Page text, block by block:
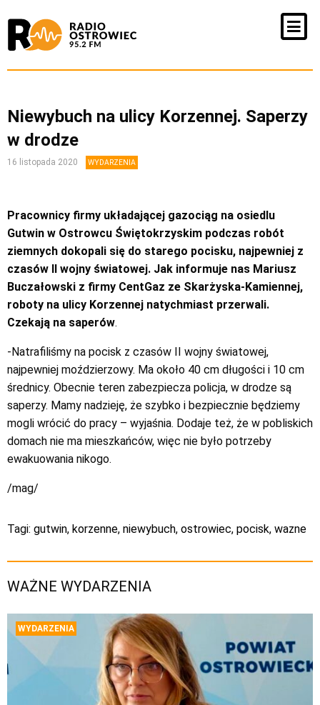
Niewybuch na ulicy Korzennej. Saperzy
w drodze
16 listopada 2020 WYDARZENIA
Pracownicy firmy układającej gazociąg na osiedlu
Gutwin w Ostrowcu Świętokrzyskim podczas robót
ziemnych dokopali się do starego pocisku, najpewniej z
czasów II wojny światowej. Jak informuje nas Mariusz
Buczałowski z firmy CentGaz ze Skarżyska-Kamiennej,
roboty na ulicy Korzennej natychmiast przerwali.
Czekają na saperów.
-Natrafiliśmy na pocisk z czasów II wojny światowej,
najpewniej moździerzowy. Ma około 40 cm długości i 10 cm
średnicy. Obecnie teren zabezpiecza policja, w drodze są
saperzy. Mamy nadzieję, że szybko i bezpiecznie będziemy
mogli wrócić do pracy – wyjaśnia. Dodaje też, że w pobliskich
domach nie ma mieszkańców, więc nie było potrzeby
ewakuowania nikogo.
/mag/
Tagi: gutwin, korzenne, niewybuch, ostrowiec, pocisk, wazne
WAŻNE WYDARZENIA
WYDARZENIA